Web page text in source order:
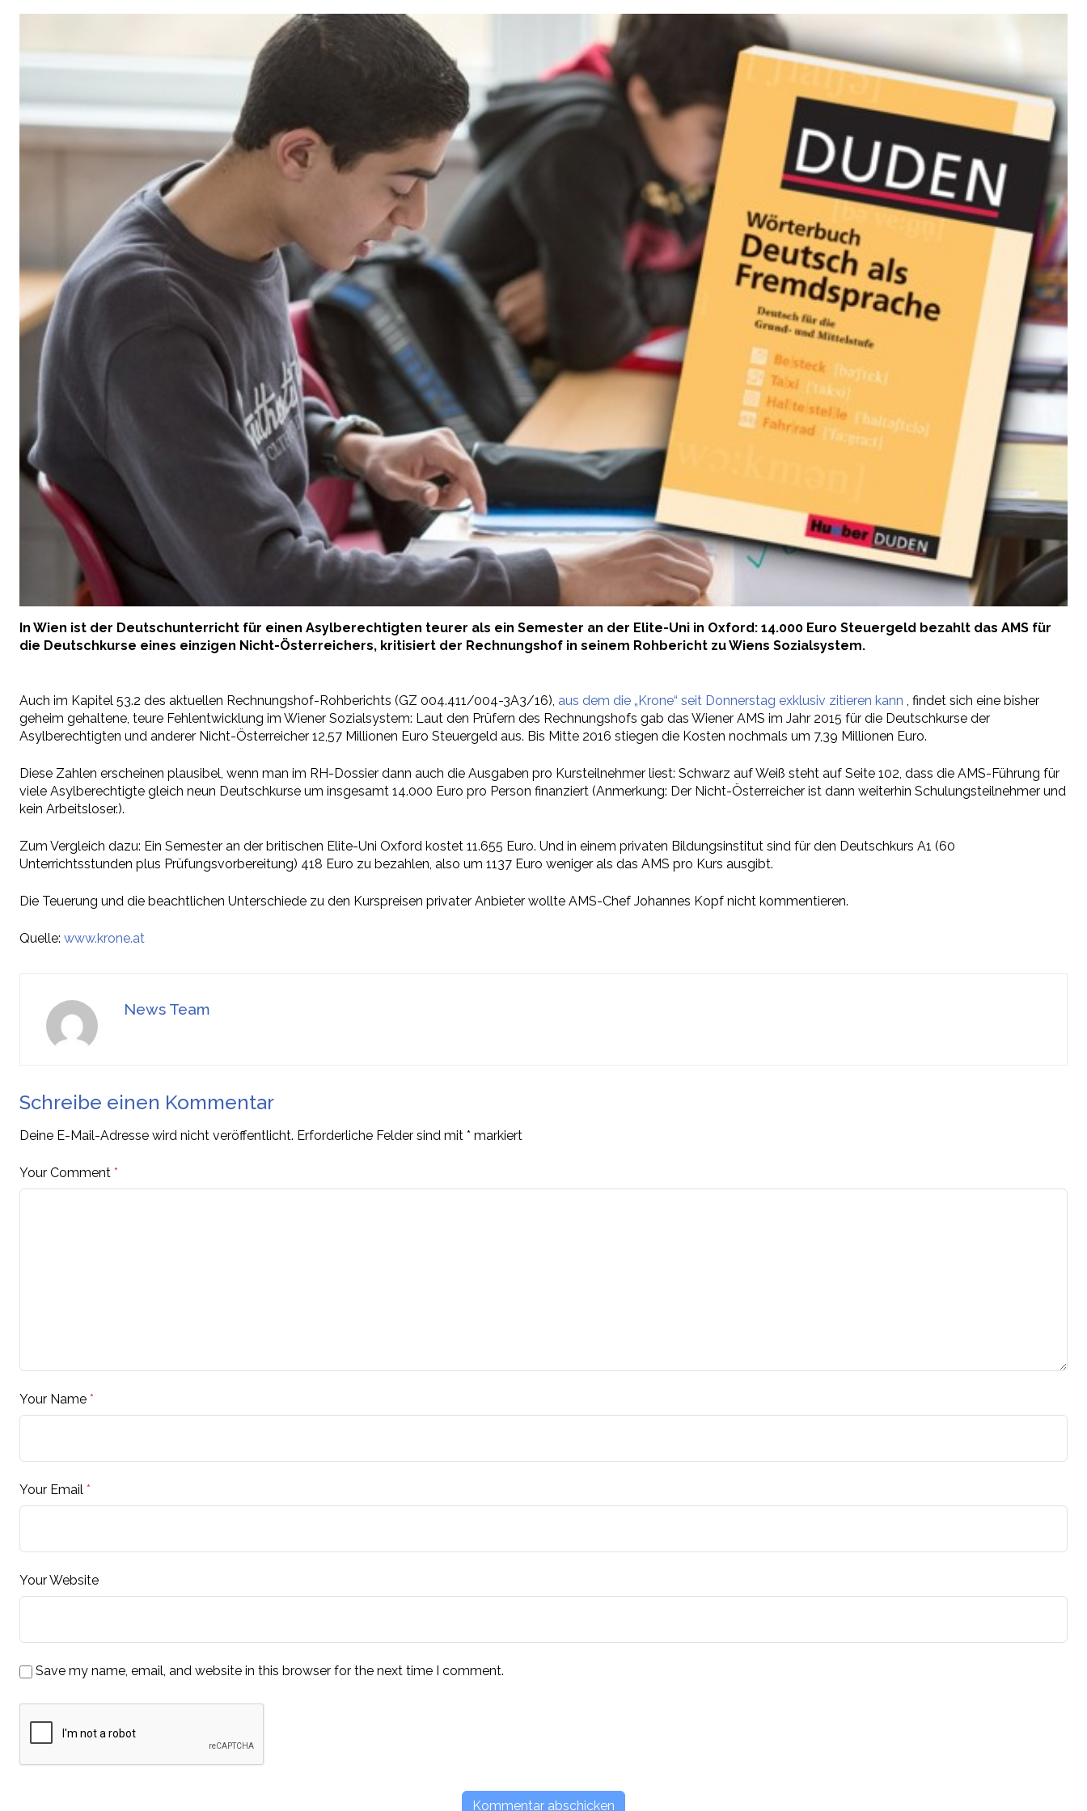
In Wien ist der Deutschunterricht für einen Asylberechtigten teurer als ein Semester an der Elite-Uni in Oxford: 14.000 Euro Steuergeld bezahlt das AMS für
die Deutschkurse eines einzigen Nicht-Österreichers, kritisiert der Rechnungshof in seinem Rohbericht zu Wiens Sozialsystem.
Auch im Kapitel 53.2 des aktuellen Rechnungshof-Rohberichts (GZ 004.411/004-3A3/16), aus dem die „Krone“ seit Donnerstag exklusiv zitieren kann , findet sich eine bisher
geheim gehaltene, teure Fehlentwicklung im Wiener Sozialsystem: Laut den Prüfern des Rechnungshofs gab das Wiener AMS im Jahr 2015 für die Deutschkurse der
Asylberechtigten und anderer Nicht-Österreicher 12,57 Millionen Euro Steuergeld aus. Bis Mitte 2016 stiegen die Kosten nochmals um 7,39 Millionen Euro.
Diese Zahlen erscheinen plausibel, wenn man im RH-Dossier dann auch die Ausgaben pro Kursteilnehmer liest: Schwarz auf Weiß steht auf Seite 102, dass die AMS-Führung für
viele Asylberechtigte gleich neun Deutschkurse um insgesamt 14.000 Euro pro Person finanziert (Anmerkung: Der Nicht-Österreicher ist dann weiterhin Schulungsteilnehmer und
kein Arbeitsloser.).
Zum Vergleich dazu: Ein Semester an der britischen Elite-Uni Oxford kostet 11.655 Euro. Und in einem privaten Bildungsinstitut sind für den Deutschkurs A1 (60
Unterrichtsstunden plus Prüfungsvorbereitung) 418 Euro zu bezahlen, also um 1137 Euro weniger als das AMS pro Kurs ausgibt.
Die Teuerung und die beachtlichen Unterschiede zu den Kurspreisen privater Anbieter wollte AMS-Chef Johannes Kopf nicht kommentieren.
Quelle: www.krone.at
News Team
Schreibe einen Kommentar
Deine E-Mail-Adresse wird nicht veröffentlicht. Erforderliche Felder sind mit * markiert
Your Comment *
Your Name *
Your Email *
Your Website
Save my name, email, and website in this browser for the next time I comment.